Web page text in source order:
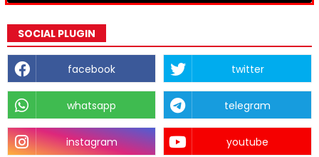
SOCIAL PLUGIN
facebook twitter
whatsapp telegram
instagram youtube